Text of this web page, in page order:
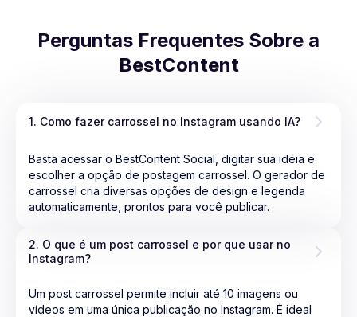
Perguntas Frequentes Sobre a
BestContent
1. Como fazer carrossel no Instagram usando IA?
Basta acessar o BestContent Social, digitar sua ideia e
escolher a opção de postagem carrossel. O gerador de
carrossel cria diversas opções de design e legenda
automaticamente, prontos para você publicar.
2. O que é um post carrossel e por que usar no
Instagram?
Um post carrossel permite incluir até 10 imagens ou
vídeos em uma única publicação no Instagram. É ideal